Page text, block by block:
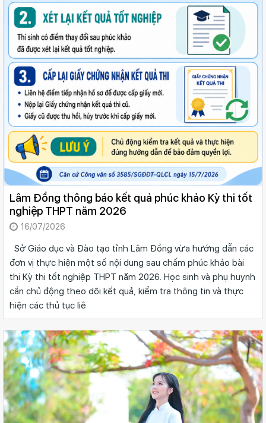
Lâm Đồng thông báo kết quả phúc khảo Kỳ thi tốt
nghiệp THPT năm 2026
16/07/2026
Sở Giáo dục và Đào tạo tỉnh Lâm Đồng vừa hướng dẫn các
đơn vị thực hiện một số nội dung sau chấm phúc khảo bài
thi Kỳ thi tốt nghiệp THPT năm 2026. Học sinh và phụ huynh
cần chủ động theo dõi kết quả, kiểm tra thông tin và thực
hiện các thủ tục liê